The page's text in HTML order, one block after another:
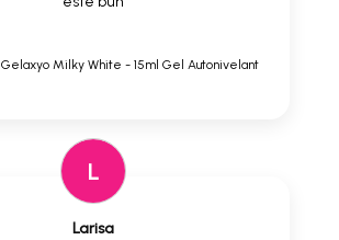
Gelaxyo Milky White - 15ml Gel Autonivelant
L
Larisa